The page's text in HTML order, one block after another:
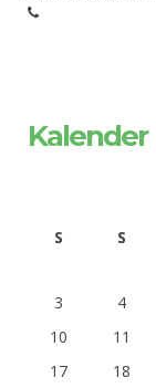
Kalender
S
S
3
4
10
11
17
18